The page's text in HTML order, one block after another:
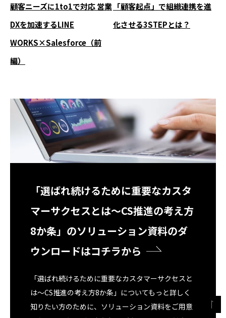
顧客ニーズに1to1で対応 営業
DXを加速するLINE
WORKS×Salesforce（前
編）
「顧客起点」で組織連携を進
化させる3STEPとは？
「選ばれ続けるために重要なカスタ
マーサクセスとは～CS推進の考え方
8か条」のソリューション資料のダ
ウンロードはコチラから
「選ばれ続けるために重要なカスタマーサクセスと
は～CS推進の考え方8か条」についてもっと詳しく
知りたい方のために、ソリューション資料をご用意